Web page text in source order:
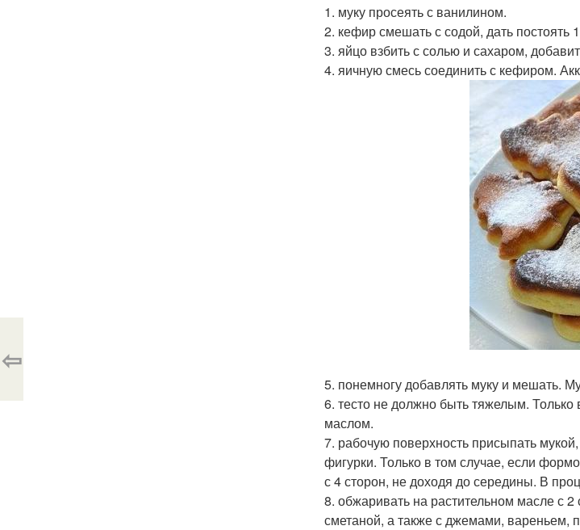
1. муку просеять с ванилином.
2. кефир смешать с содой, дать постоять
3. яйцо взбить с солью и сахаром,
4. яичную смесь соединить с кефиром.
5. понемногу добавлять муку и мешать.
6. тесто не должно быть тяжелым. Только
маслом.
7. рабочую поверхность присыпать
фигурки. Только в том случае, если
с 4 сторон, не доходя до середины. В
8. обжаривать на растительном масле с
сметаной, а также с джемами, вареньем,
⇦